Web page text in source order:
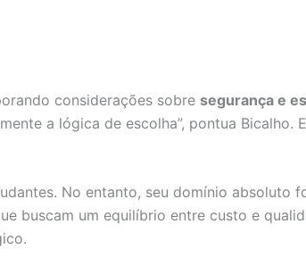
considerações sobre segurança e
a lógica de escolha”, pontua Bicalho.
No entanto, seu domínio absoluto
buscam um equilíbrio entre custo e